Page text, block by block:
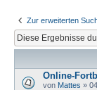
Zur erweiterten
Online-
von Mattes »